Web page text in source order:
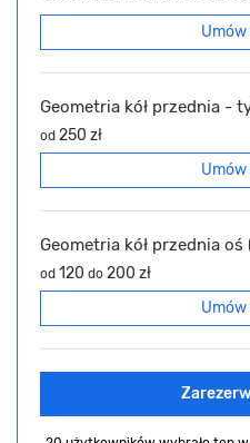
Geometria kół przednia -
od 250 zł
Geometria kół przednia oś
od 120 do 200 zł